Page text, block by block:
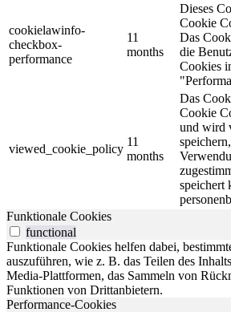
cookielawinfo-
checkbox-
performance
11
months
Dieses
Cookie
Das
die
Cookies
viewed_cookie_policy
11
months
Das
Cookie
und wird
speichert
Funktionale Cookies
functional
Funktionale Cookies helfen dabei,
auszuführen, wie z. B. das Teilen des
Media-Plattformen, das Sammeln von
Funktionen von Drittanbietern.
Performance-Cookies